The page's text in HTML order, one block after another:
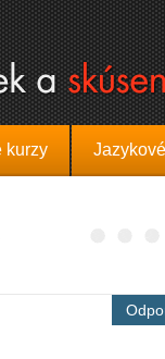
kurzy